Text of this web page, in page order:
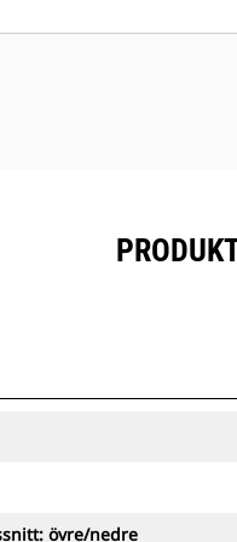
visuellt bekräfta, inifrån
snabbkopplingar kräver
behovet av att
maskinen hjälper
arbetsplatsen. Förare
övre/nedre